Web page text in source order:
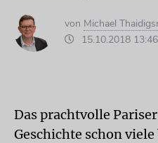
von Michael
15.10.2018
Das prachtvolle
Geschichte schon